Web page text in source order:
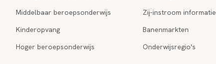
Middelbaar beroepsonderwijs
Kinderopvang
Hoger beroepsonderwijs
Zij-instroom informatie
Banenmarkten
Onderwijsregio's